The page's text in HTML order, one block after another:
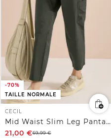
-70%
TAILLE NORMALE
CECIL
Mid Waist Slim Leg Pantalon Loose Fit
21,00 €69,99€